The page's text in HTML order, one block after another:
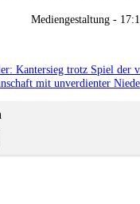
Mediengestaltung -
Kantersieg trotz Spiel der
mit unverdienter